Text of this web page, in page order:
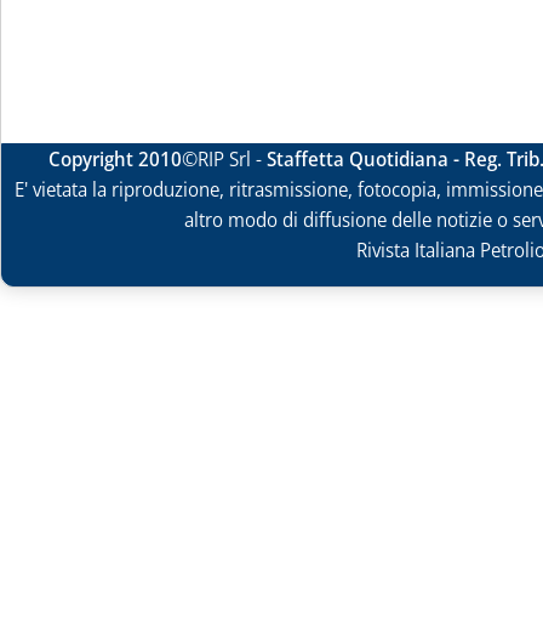
Copyright 2010©RIP Srl -Staffetta Quotidiana - Reg.
E' vietata la riproduzione, ritrasmissione, fotocopia,
altro modo di diffusione delle notizie o
Rivista Italiana